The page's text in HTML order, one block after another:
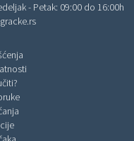
- Petak: 09:00 do 16:00h